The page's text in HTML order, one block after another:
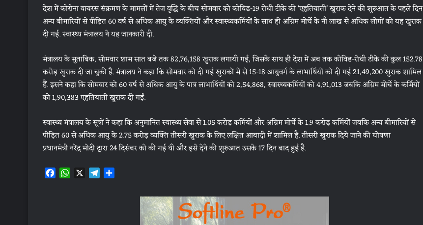
देश में कोरोना वायरस संक्रमण के मामलों में तेज वृद्धि के बीच सोमवार को कोविड-19 रोधी टीके की ‘एहतियाती’ खुराक देने की शुरुआत के पहले दिन
अन्य बीमारियों से पीड़ित 60 वर्ष से अधिक आयु के व्यक्तियों और स्वास्थ्यकर्मियों के साथ ही अग्रिम मोर्चे के नौ लाख से अधिक लोगों को यह खुराक
दी गई. स्वास्थ्य मंत्रालय ने यह जानकारी दी.
मंत्रालय के मुताबिक, सोमवार शाम सात बजे तक 82,76,158 खुराक लगायी गई, जिसके साथ ही देश में अब तक कोविड-रोधी टीके की कुल 152.78
करोड़ खुराक दी जा चुकी है. मंत्रालय ने कहा कि सोमवार को दी गई खुराकों में से 15-18 आयुवर्ग के लाभार्थियों को दी गई 21,49,200 खुराक शामिल
हैं. इसने कहा कि सोमवार को 60 वर्ष से अधिक आयु के पात्र लाभार्थियों को 2,54,868, स्वास्थ्यकर्मियों को 4,91,013 जबकि अग्रिम मोर्चे के कर्मियों
को 1,90,383 एहतियाती खुराक दी गईं.
स्वास्थ्य मंत्रालय के सूत्रों ने कहा कि अनुमानित स्वास्थ्य सेवा से 1.05 करोड़ कर्मियों और अग्रिम मोर्चे के 1.9 करोड़ कर्मियों जबकि अन्य बीमारियों से
पीड़ित 60 से अधिक आयु के 2.75 करोड़ व्यक्ति तीसरी खुराक के लिए लक्षित आबादी में शामिल हैं. तीसरी खुराक दिये जाने की घोषणा
प्रधानमंत्री नरेंद्र मोदी द्वारा 24 दिसंबर को की गई थी और इसे देने की शुरुआत उसके 17 दिन बाद हुई है.
F W X T